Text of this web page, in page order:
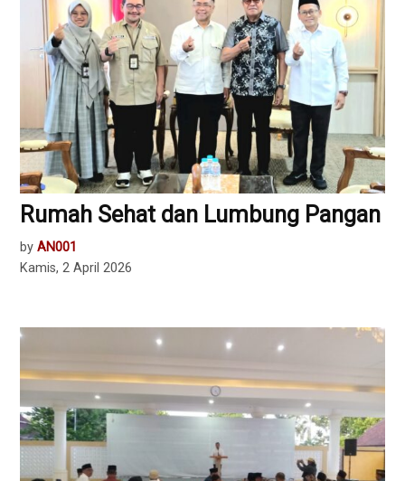
Rumah Sehat dan Lumbung Pangan
by AN001
Kamis, 2 April 2026